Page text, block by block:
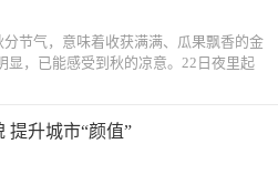
节气，意味着收获满满、瓜果飘香的金
显，已能感受到秋的凉意。22日夜里起
提升城市“颜值”